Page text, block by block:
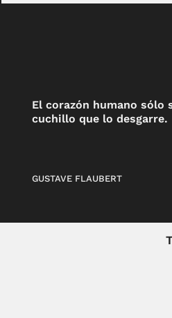
El corazón humano sólo
cuchillo que lo desgarre.
GUSTAVE FLAUBERT